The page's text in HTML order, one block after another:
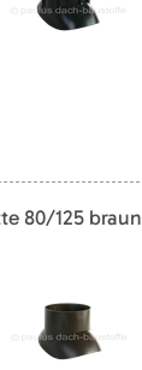
80/125 braun